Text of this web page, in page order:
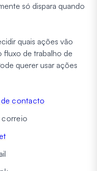
só dispara quando
quais ações vão
fluxo de trabalho de
querer usar ações
contacto
correio